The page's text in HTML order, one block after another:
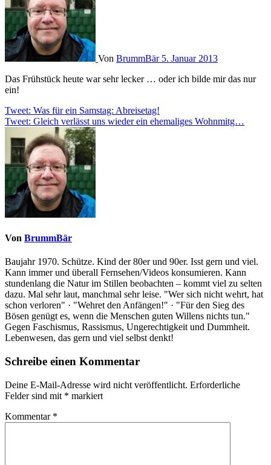
Von BrummBär 5. Januar 2013
Das Frühstück heute war sehr lecker … oder ich bilde mir das nur
ein!
Beitragsnavigation
Tweet: Was für ein Samstag: Abreisetag!
Tweet: Gleich verlässt uns wieder ein ehemaliges Wohnmitg…
Von BrummBär
Baujahr 1970. Schütze. Kind der 80er und 90er. Isst gern und viel.
Kann immer und überall Fernsehen/Videos konsumieren. Kann
stundenlang die Natur im Stillen beobachten – kommt viel zu selten
dazu. Mal sehr laut, manchmal sehr leise. "Wer sich nicht wehrt, hat
schon verloren" · "Wehret den Anfängen!" · "Für den Sieg des
Bösen genügt es, wenn die Menschen guten Willens nichts tun."
Gegen Faschismus, Rassismus, Ungerechtigkeit und Dummheit.
Lebenwesen, das gern und viel selbst denkt!
Schreibe einen Kommentar
Deine E-Mail-Adresse wird nicht veröffentlicht. Erforderliche
Felder sind mit * markiert
Kommentar *